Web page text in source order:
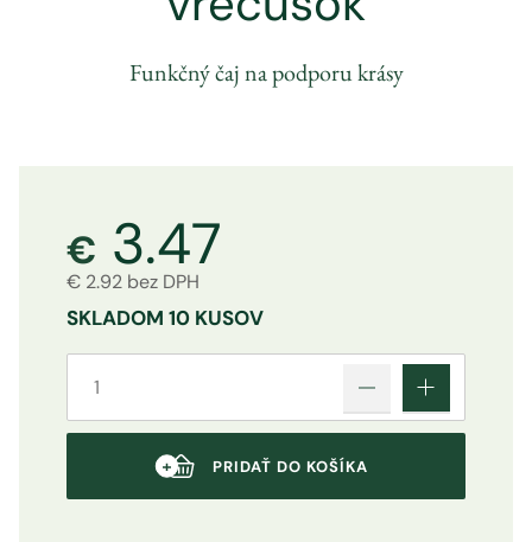
Funkčný čaj na podporu krásy
€ 3.47
€ 2.92 bez DPH
SKLADOM 10 KUSOV
PRIDAŤ DO KOŠÍKA